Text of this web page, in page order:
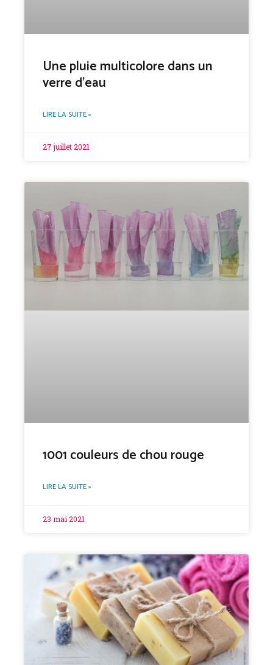
Une pluie multicolore dans un
verre d’eau
LIRE LA SUITE »
27 juillet 2021
1001 couleurs de chou rouge
LIRE LA SUITE »
23 mai 2021